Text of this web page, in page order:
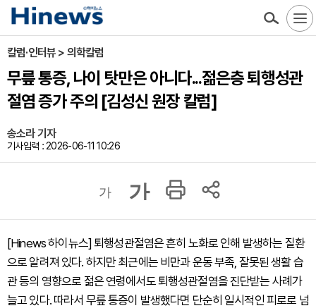
칼럼·인터뷰 > 의학칼럼
무릎 통증, 나이 탓만은 아니다...젊은층 퇴행성관
절염 증가 주의 [김성신 원장 칼럼]
송소라 기자
기사입력 : 2026-06-11 10:26
가 가
[Hinews 하이뉴스] 퇴행성관절염은 흔히 노화로 인해 발생하는 질환
으로 알려져 있다. 하지만 최근에는 비만과 운동 부족, 잘못된 생활 습
관 등의 영향으로 젊은 연령에서도 퇴행성관절염을 진단받는 사례가
늘고 있다. 따라서 무릎 통증이 발생했다면 단순히 일시적인 피로로 넘